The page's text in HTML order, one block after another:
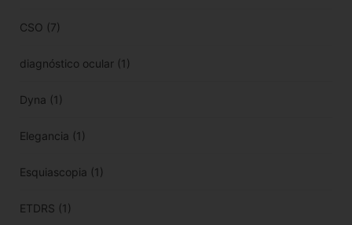
CSO (7)
diagnóstico ocular (1)
Dyna (1)
Elegancia (1)
Esquiascopia (1)
ETDRS (1)